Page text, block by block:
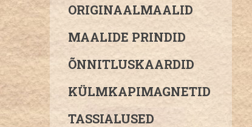
ORIGINAALMAALID
MAALIDE PRINDID
ÕNNITLUSKAARDID
KÜLMKAPIMAGNETID
TASSIALUSED